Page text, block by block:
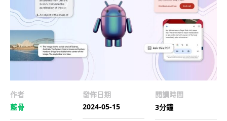
作者
藍骨
發佈日期
2024-05-15
閱讀時間
3分鐘